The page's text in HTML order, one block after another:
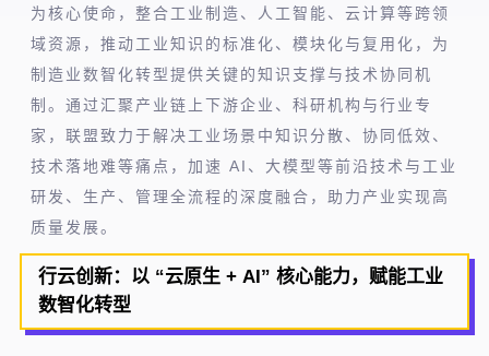
为核心使命，整合工业制造、人工智能、云计算等跨领
域资源，推动工业知识的标准化、模块化与复用化，为
制造业数智化转型提供关键的知识支撑与技术协同机
制。通过汇聚产业链上下游企业、科研机构与行业专
家，联盟致力于解决工业场景中知识分散、协同低效、
技术落地难等痛点，加速 AI、大模型等前沿技术与工业
研发、生产、管理全流程的深度融合，助力产业实现高
质量发展。
行云创新：以 “云原生 + AI” 核心能力，赋能工业
数智化转型